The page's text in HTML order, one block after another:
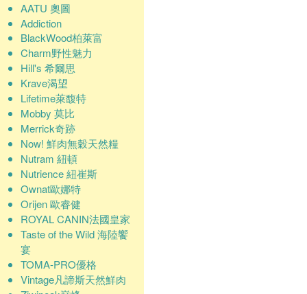
AATU 奧圖
Addiction
BlackWood柏萊富
Charm野性魅力
Hill's 希爾思
Krave渴望
Lifetime萊馥特
Mobby 莫比
Merrick奇跡
Now! 鮮肉無穀天然糧
Nutram 紐頓
Nutrience 紐崔斯
Ownat歐娜特
Orijen 歐睿健
ROYAL CANIN法國皇家
Taste of the Wild 海陸饗
宴
TOMA-PRO優格
Vintage凡諦斯天然鮮肉